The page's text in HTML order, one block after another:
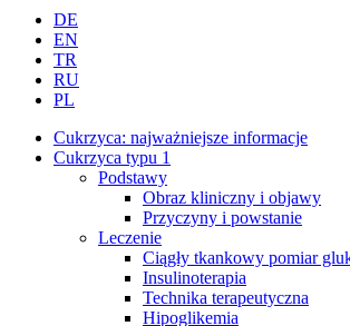
DE
EN
TR
RU
PL
Cukrzyca: najważniejsze informacje
Cukrzyca typu 1
Podstawy
Obraz kliniczny i objawy
Przyczyny i powstanie
Leczenie
Ciągły tkankowy pomiar
Insulinoterapia
Technika terapeutyczna
Hipoglikemia